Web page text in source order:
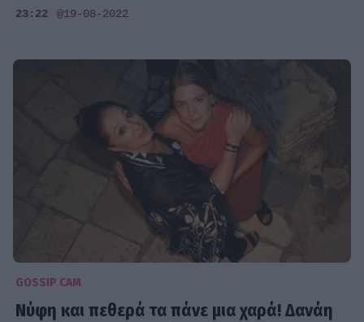
23:22 @19-08-2022
GOSSIP CAM
Νύφη και πεθερά τα πάνε μια χαρά! Δανάη